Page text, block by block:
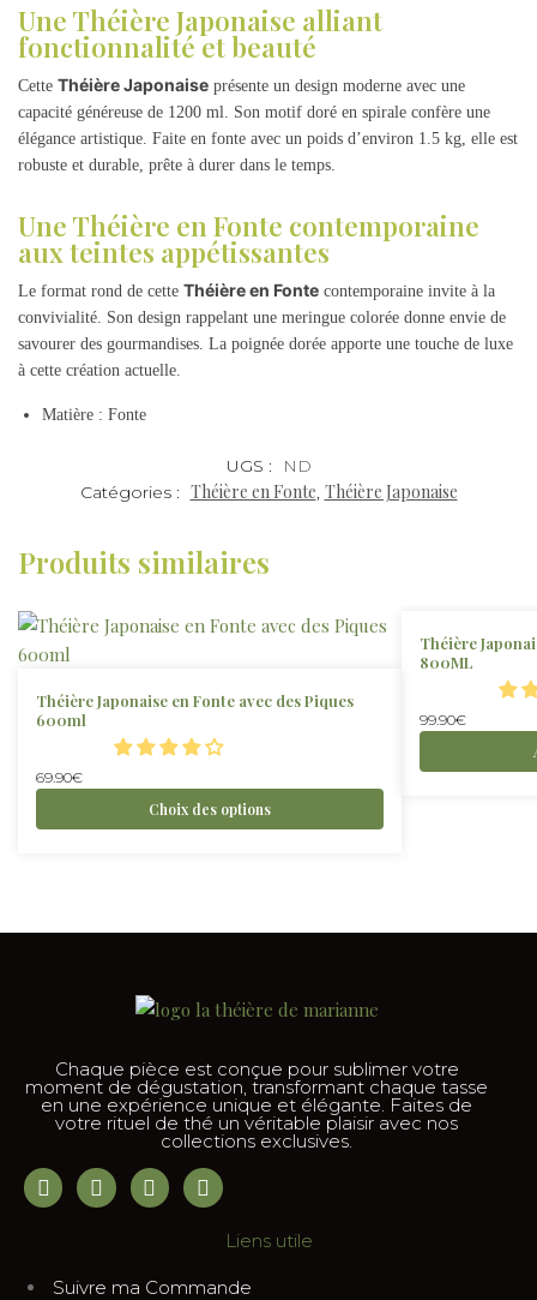
Une Théière Japonaise alliant
fonctionnalité et beauté
Cette Théière Japonaise présente un design moderne avec une
capacité généreuse de 1200 ml. Son motif doré en spirale confère une
élégance artistique. Faite en fonte avec un poids d’environ 1.5 kg, elle est
robuste et durable, prête à durer dans le temps.
Une Théière en Fonte contemporaine
aux teintes appétissantes
Le format rond de cette Théière en Fonte contemporaine invite à la
convivialité. Son design rappelant une meringue colorée donne envie de
savourer des gourmandises. La poignée dorée apporte une touche de luxe
à cette création actuelle.
Matière : Fonte
UGS :
ND
Catégories : Théière en Fonte, Théière Japonaise
Produits similaires
Théière Japonaise en Fonte avec des Piques
600ml
69.90€
Choix des options
Théière
800ML
99.90€
Chaque pièce est conçue pour sublimer votre
moment de dégustation, transformant chaque tasse
en une expérience unique et élégante. Faites de
votre rituel de thé un véritable plaisir avec nos
collections exclusives.
Liens utile
Suivre ma Commande